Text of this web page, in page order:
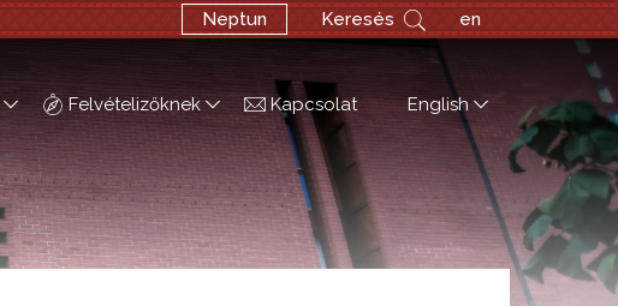
Neptun Keresés en
Felvételizőknek Kapcsolat English